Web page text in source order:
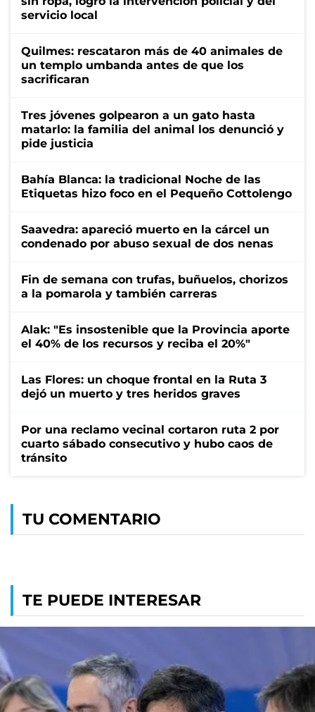
servicio local
Quilmes: rescataron más de 40 animales de
un templo umbanda antes de que los
sacrificaran
Tres jóvenes golpearon a un gato hasta
matarlo: la familia del animal los denunció y
pide justicia
Bahía Blanca: la tradicional Noche de las
Etiquetas hizo foco en el Pequeño Cottolengo
Saavedra: apareció muerto en la cárcel un
condenado por abuso sexual de dos nenas
Fin de semana con trufas, buñuelos, chorizos
a la pomarola y también carreras
Alak: "Es insostenible que la Provincia aporte
el 40% de los recursos y reciba el 20%"
Las Flores: un choque frontal en la Ruta 3
dejó un muerto y tres heridos graves
Por una reclamo vecinal cortaron ruta 2 por
cuarto sábado consecutivo y hubo caos de
tránsito
TU COMENTARIO
TE PUEDE INTERESAR